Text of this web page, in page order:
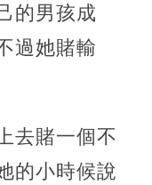
的男孩成
過她賭輸
去賭一個不
的小時候說